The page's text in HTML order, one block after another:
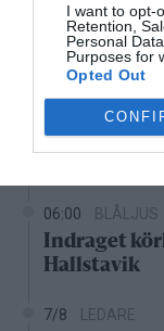
I want to opt-
Retention,
Personal
Purposes for
Opted Out
08:10
mot
NYHETER
Villapriser
06:00 BLÅLJUS
Indraget
Hallstavik
7/8 LEDARE